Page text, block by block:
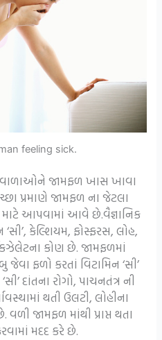
feeling sick.
વાળાઓને જામફળ ખાસ ખાવા
પ્રમાણે જામફળ ના જેટલા
આપવામાં આવે છે.વૈજ્ઞાનિક
કેલ્શિયમ, ફોસ્ફરસ, લોહ,
કોણ છે. જામફળમાં
ફળો કરતાં વિટામિન ‘સી’
દાંતના રોગો, પાચનતંત્ર ની
થતી ઉલટી, લોહીના
જામફળ માંથી પ્રાપ્ત થતા
મદદ કરે છે.